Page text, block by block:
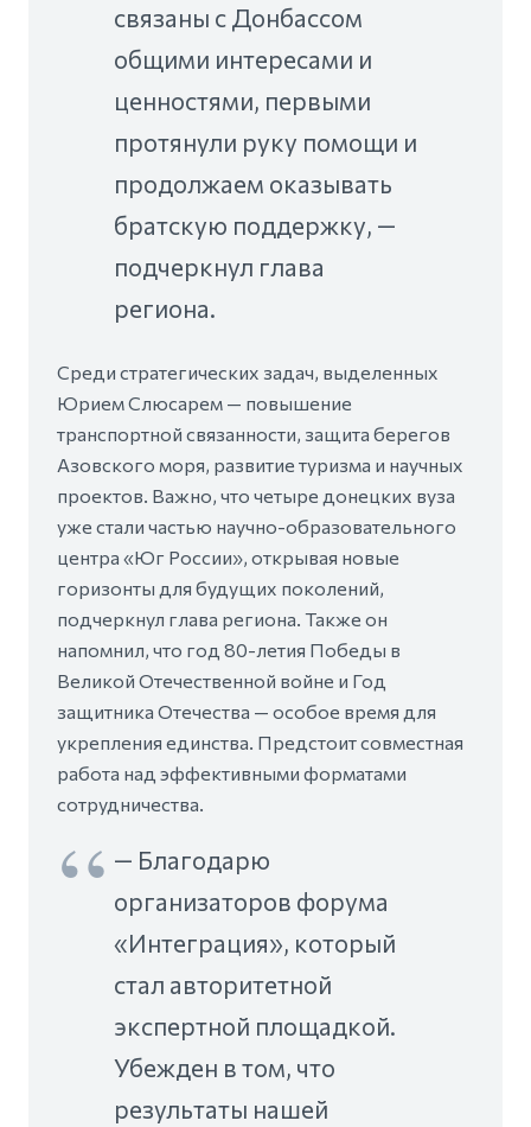
связаны с Донбассом
общими интересами и
ценностями, первыми
протянули руку помощи и
продолжаем оказывать
братскую поддержку, —
подчеркнул глава
региона.
Среди стратегических задач, выделенных
Юрием Слюсарем — повышение
транспортной связанности, защита берегов
Азовского моря, развитие туризма и научных
проектов. Важно, что четыре донецких вуза
уже стали частью научно-образовательного
центра «Юг России», открывая новые
горизонты для будущих поколений,
подчеркнул глава региона. Также он
напомнил, что год 80-летия Победы в
Великой Отечественной войне и Год
защитника Отечества — особое время для
укрепления единства. Предстоит совместная
работа над эффективными форматами
сотрудничества.
— Благодарю
организаторов форума
«Интеграция», который
стал авторитетной
экспертной площадкой.
Убежден в том, что
результаты нашей